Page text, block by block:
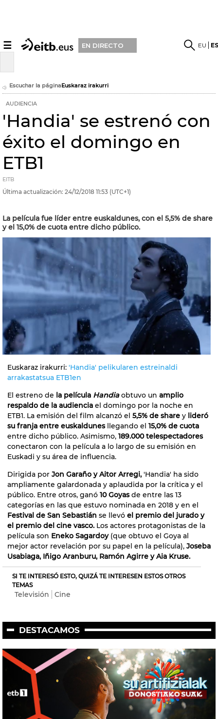
☰ EN DIRECTO EU
Escuchar la páginaEuskaraz irakurri
AUDIENCIA
'Handia' se estrenó con
éxito el domingo en
ETB1
EITB
Última actualización: 24/12/2018 11:53 (UTC+1)
La película fue líder entre euskaldunes, con el 5,5% de share
y el 15,0% de cuota entre dicho público.
Euskaraz irakurri: 'Handia' pelikularen estreinaldi
arrakastatsua ETB1en
El estreno de la película Handiaobtuvo un amplio
respaldo de la audiencia el domingo por la noche en
ETB1. La emisión del film alcanzó el 5,5% de share y lideró
su franja entre euskaldunesllegando el 15,0% de cuota
entre dicho público. Asimismo, 189.000 telespectadores
conectaron con la película a lo largo de su emisión en
Euskadi y su área de influencia.
Dirigida por Jon Garaño y Aitor Arregi, 'Handia' ha sido
ampliamente galardonada y aplaudida por la crítica y el
público. Entre otros, ganó 10 Goyasde entre las 13
categorías en las que estuvo nominada en 2018 y en el
Festival de San Sebastián se llevó el premio del jurado y
el premio del cine vasco. Los actores protagonistas de la
película son Eneko Sagardoy(que obtuvo el Goya al
mejor actor revelación por su papel en la película), Joseba
Usabiaga, Iñigo Aranburu, Ramón Agirre y Aia Kruse.
SI TE INTERESÓ ESTO, QUIZÁ TE INTERESEN ESTOS OTROS
TEMAS
Televisión Cine
DESTACAMOS